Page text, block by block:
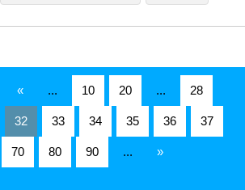
« ... 10 20 ... 28
32 33 34 35 36 37
70 80 90 ... »